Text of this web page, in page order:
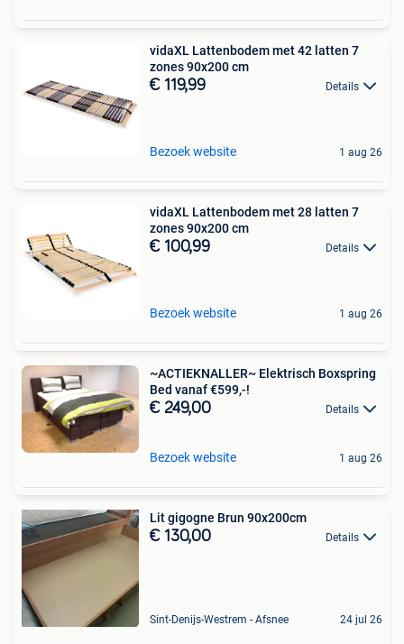
vidaXL Lattenbodem met 42 latten 7
zones 90x200 cm
€ 119,99 Details
Bezoek website 1 aug 26
vidaXL Lattenbodem met 28 latten 7
zones 90x200 cm
€ 100,99 Details
Bezoek website 1 aug 26
~ACTIEKNALLER~ Elektrisch Boxspring
Bed vanaf €599,-!
€ 249,00 Details
Bezoek website 1 aug 26
Lit gigogne Brun 90x200cm
€ 130,00 Details
Sint-Denijs-Westrem - Afsnee 24 jul 26